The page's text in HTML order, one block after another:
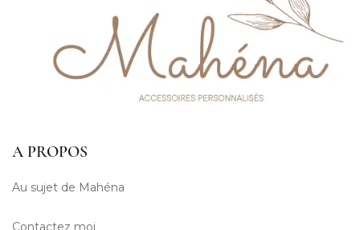
A PROPOS
Au sujet de Mahéna
Contactez moi